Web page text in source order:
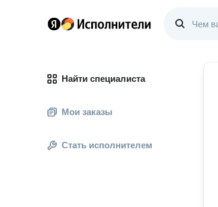
Найти специалиста
Мои заказы
Стать исполнителем